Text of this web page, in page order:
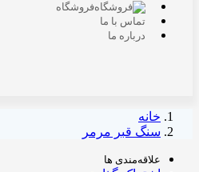
فروشگاه
تماس با ما
درباره ما
خانه
سنگ قبر مرمر
علاقه‌مندی ها